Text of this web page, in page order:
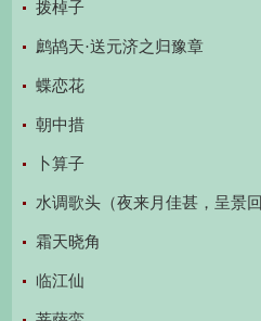
拨棹子
鹧鸪天·送元济之归豫章
蝶恋花
朝中措
卜算子
水调歌头（夜来月佳甚，呈景
十八日）
霜天晓角
临江仙